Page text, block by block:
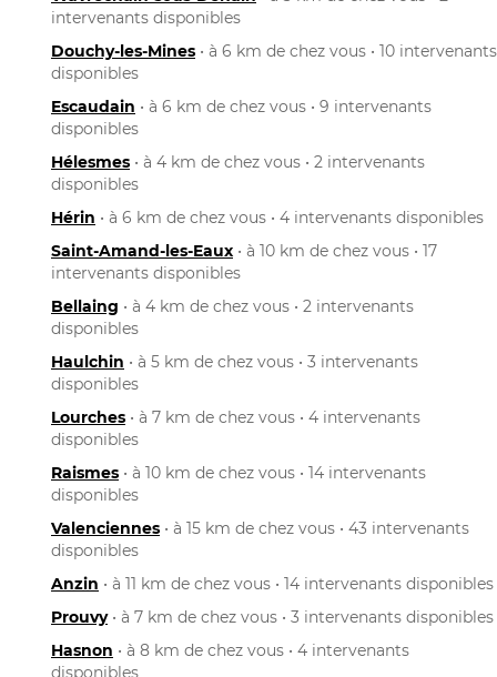
intervenants disponibles
Douchy-les-Mines • à 6 km de chez vous • 10 intervenants
disponibles
Escaudain • à 6 km de chez vous • 9 intervenants
disponibles
Hélesmes • à 4 km de chez vous • 2 intervenants
disponibles
Hérin • à 6 km de chez vous • 4 intervenants disponibles
Saint-Amand-les-Eaux • à 10 km de chez vous • 17
intervenants disponibles
Bellaing • à 4 km de chez vous • 2 intervenants
disponibles
Haulchin • à 5 km de chez vous • 3 intervenants
disponibles
Lourches • à 7 km de chez vous • 4 intervenants
disponibles
Raismes • à 10 km de chez vous • 14 intervenants
disponibles
Valenciennes • à 15 km de chez vous • 43 intervenants
disponibles
Anzin • à 11 km de chez vous • 14 intervenants disponibles
Prouvy• à 7 km de chez vous • 3 intervenants disponibles
Hasnon • à 8 km de chez vous • 4 intervenants
disponibles